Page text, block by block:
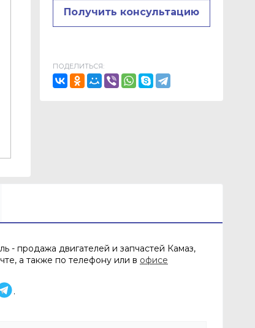
Получить консультацию
ПОДЕЛИТЬСЯ:
- продажа двигателей и запчастей Камаз,
а также по телефону или в офисе
.